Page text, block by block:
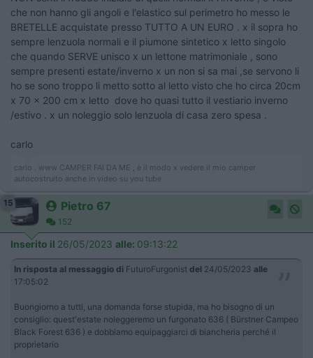
che non hanno gli angoli e l'elastico sul perimetro ho messo le
BRETELLE acquistate presso TUTTO A UN EURO . x il sopra ho
sempre lenzuola normali e il piumone sintetico x letto singolo
che quando SERVE unisco x un lettone matrimoniale , sono
sempre presenti estate/inverno x un non si sa mai ,se servono li
ho se sono troppo li metto sotto al letto visto che ho circa 20cm
x 70 x 200 cm x letto dove ho quasi tutto il vestiario inverno
/estivo . x un noleggio solo lenzuola di casa zero spesa .
carlo
carlo . www CAMPER FAI DA ME , è il modo x vedere il mio camper
autocostruito anche in video su you tube
15 Pietro 67
152
Inserito il 26/05/2023 alle: 09:13:22
In risposta al messaggio di FuturoFurgonist del 24/05/2023 alle
17:05:02
Buongiorno a tutti, una domanda forse stupida, ma ho bisogno di un
consiglio: quest'estate noleggeremo un furgonato 636 ( Bürstner Campeo
Black Forest 636 ) e dobbiamo equipaggiarci di biancheria perché il
proprietario